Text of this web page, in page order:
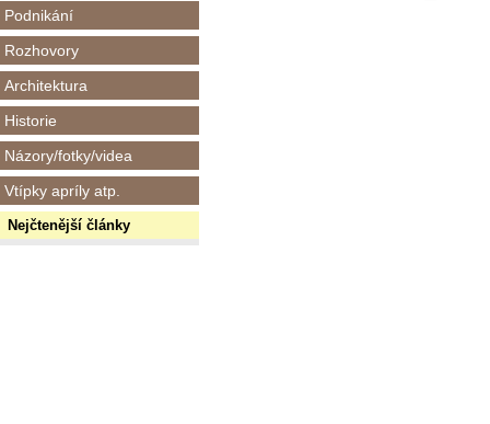
Podnikání
Rozhovory
Architektura
Historie
Názory/fotky/videa
Vtípky apríly atp.
Nejčtenější články